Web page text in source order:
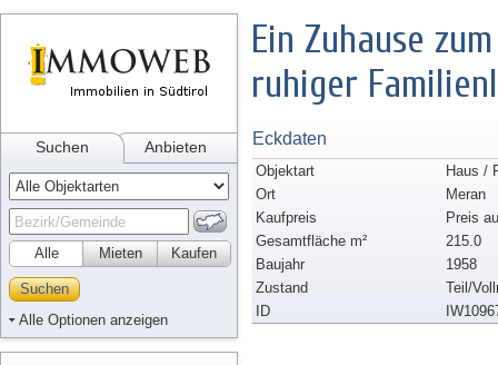
Suchen Anbieten
Alle Kaufen
Mieten
Suchen
Alle Optionen anzeigen
Ein Zuhause
ruhiger
Eckdaten
Objektart
Haus /
Ort
Meran
Kaufpreis
Preis
Gesamtfläche m²
215.0
Baujahr
1958
Zustand
Teil/
ID